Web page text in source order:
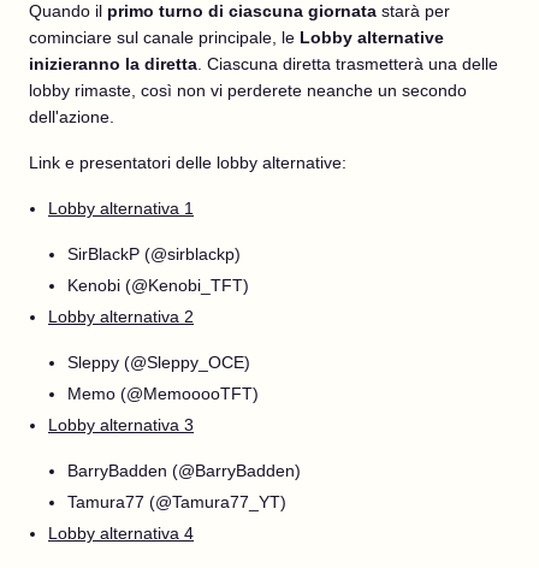
Quando il primo turno di ciascuna giornata starà per
cominciare sul canale principale, le Lobby alternative
inizieranno la diretta . Ciascuna diretta trasmetterà una delle
lobby rimaste, così non vi perderete neanche un secondo
dell'azione.
Link e presentatori delle lobby alternative:
Lobby alternativa 1
SirBlackP (@sirblackp)
Kenobi (@Kenobi_TFT)
Lobby alternativa 2
Sleppy (@Sleppy_OCE)
Memo (@MemooooTFT)
Lobby alternativa 3
BarryBadden (@BarryBadden)
Tamura77 (@Tamura77_YT)
Lobby alternativa 4